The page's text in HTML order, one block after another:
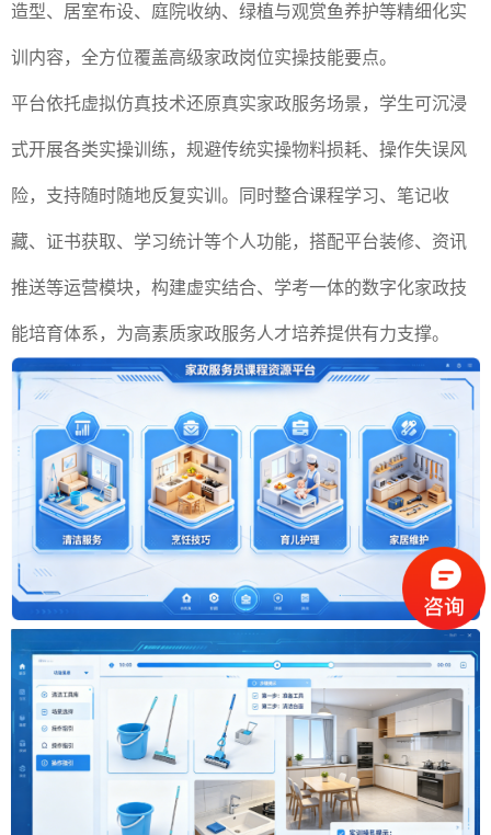
造型、居室布设、庭院收纳、绿植与观赏鱼养护等精细化实
训内容，全方位覆盖高级家政岗位实操技能要点。
平台依托虚拟仿真技术还原真实家政服务场景，学生可沉浸
式开展各类实操训练，规避传统实操物料损耗、操作失误风
险，支持随时随地反复实训。同时整合课程学习、笔记收
藏、证书获取、学习统计等个人功能，搭配平台装修、资讯
推送等运营模块，构建虚实结合、学考一体的数字化家政技
能培育体系，为高素质家政服务人才培养提供有力支撑。